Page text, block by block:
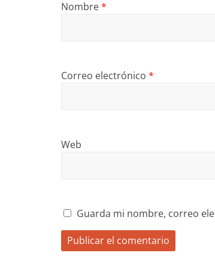
Nombre*
Correo electrónico *
Web
Guarda mi nombre, correo